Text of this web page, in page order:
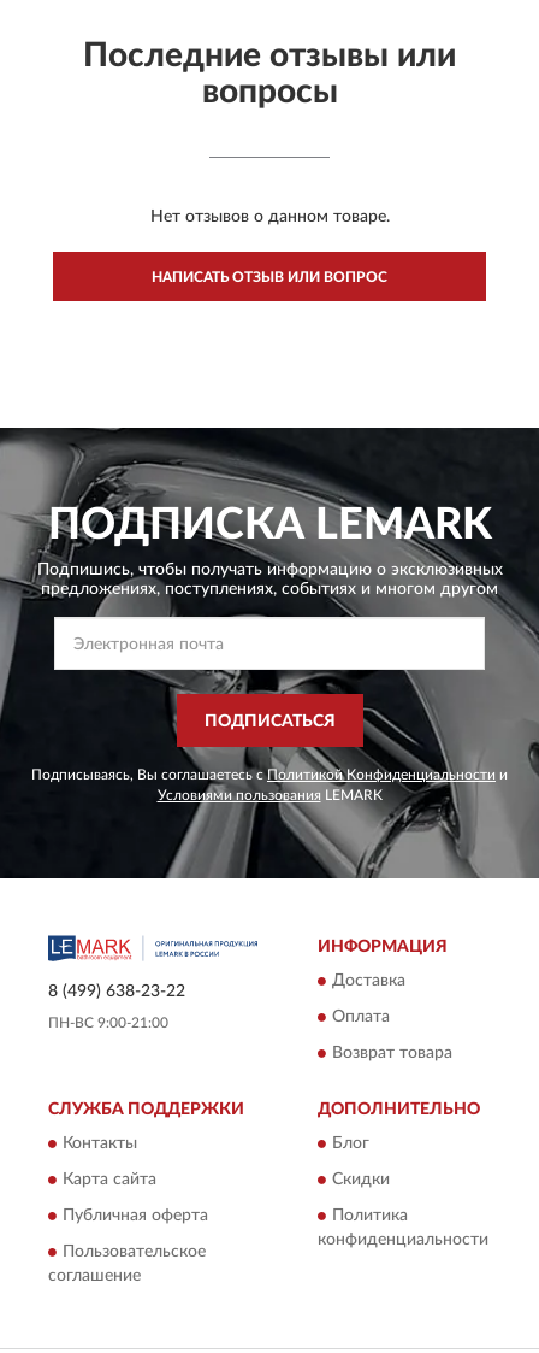
Последние отзывы или
вопросы
Нет отзывов о данном товаре.
НАПИСАТЬ ОТЗЫВ ИЛИ ВОПРОС
ПОДПИСКАLEMARK
Подпишись, чтобы получать информацию о эксклюзивных
предложениях, поступлениях, событиях и многом другом
ПОДПИСАТЬСЯ
Подписываясь, Вы соглашаетесь сПолитикой Конфиденциальности и
Условиями пользования LEMARK
8 (499) 638-23-22
ПН-ВС 9:00-21:00
ИНФОРМАЦИЯ
Доставка
Оплата
Возврат товара
СЛУЖБА ПОДДЕРЖКИ
Контакты
Карта сайта
Публичная оферта
Пользовательское
соглашение
ДОПОЛНИТЕЛЬНО
Блог
Скидки
Политика
конфиденциальности